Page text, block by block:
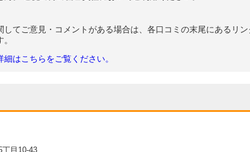
してご意見・コメントがある場合は、各口コミの末尾にあるリ
はこちらをご覧ください。
丁目10-43